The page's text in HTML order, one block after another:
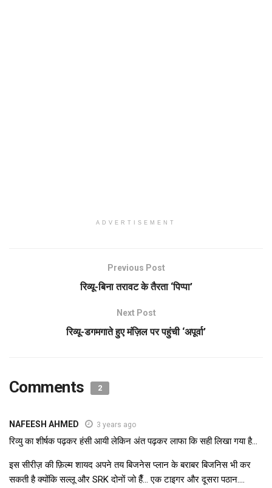
ADVERTISEMENT
Previous Post
रिव्यू-बिना तरावट के तैरता ‘पिप्पा’
Next Post
रिव्यू-डगमगाते हुए मंज़िल पर पहुंची ‘अपूर्वा’
Comments 2
NAFEESH AHMED 3 years ago
रिव्यु का शीर्षक पढ़कर हंसी आयी लेकिन अंत पढ़कर लाफा कि सही लिखा गया है…
इस सीरीज़ की फ़िल्म शायद अपने तय बिजनेस प्लान के बराबर बिजनिस भी कर
सकती है क्योंकि सल्लू और SRK दोनों जो हैँ… एक टाइगर और दूसरा पठान….